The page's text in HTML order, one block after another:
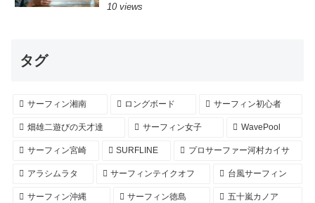
10 views
タグ
サーフィン湘南 ロングボード サーフィン初心者
畑雄二遊びの天才達 サーフィン女子 WavePool
サーフィン宮崎 SURFLINE プロサーファー河村カイサ
アラシムラタ サーフィンテイクオフ 台風サーフィン
サーフィン沖縄 サーフィン徳島 五十嵐カノア